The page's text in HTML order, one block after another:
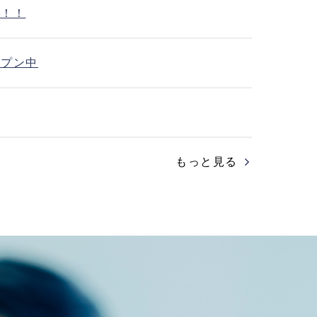
！
ン中
もっと見る